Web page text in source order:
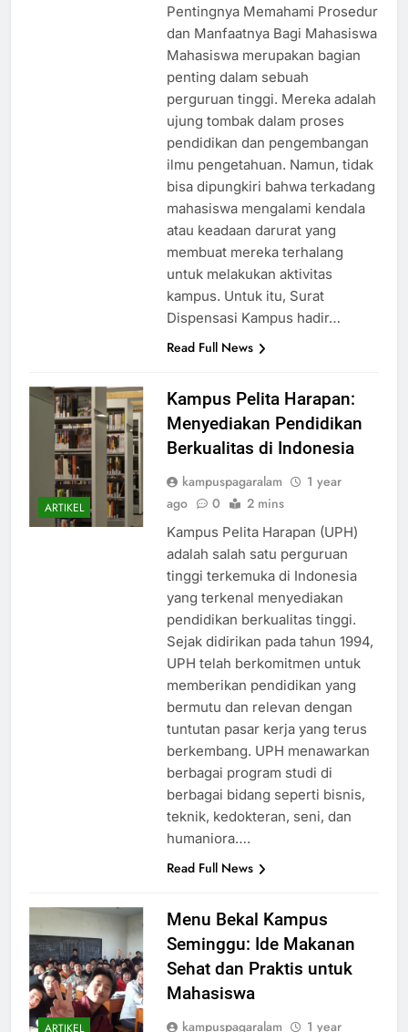
Pentingnya Memahami Prosedur
dan Manfaatnya Bagi Mahasiswa
Mahasiswa merupakan bagian
penting dalam sebuah
perguruan tinggi. Mereka adalah
ujung tombak dalam proses
pendidikan dan pengembangan
ilmu pengetahuan. Namun, tidak
bisa dipungkiri bahwa terkadang
mahasiswa mengalami kendala
atau keadaan darurat yang
membuat mereka terhalang
untuk melakukan aktivitas
kampus. Untuk itu, Surat
Dispensasi Kampus hadir…
Read Full News
ARTIKEL
Kampus Pelita Harapan:
Menyediakan Pendidikan
Berkualitas di Indonesia
kampuspagaralam
1 year
ago
0 2 mins
Kampus Pelita Harapan (UPH)
adalah salah satu perguruan
tinggi terkemuka di Indonesia
yang terkenal menyediakan
pendidikan berkualitas tinggi.
Sejak didirikan pada tahun 1994,
UPH telah berkomitmen untuk
memberikan pendidikan yang
bermutu dan relevan dengan
tuntutan pasar kerja yang terus
berkembang. UPH menawarkan
berbagai program studi di
berbagai bidang seperti bisnis,
teknik, kedokteran, seni, dan
humaniora….
Read Full News
ARTIKEL
Menu Bekal Kampus
Seminggu: Ide Makanan
Sehat dan Praktis untuk
Mahasiswa
kampuspagaralam 1 year